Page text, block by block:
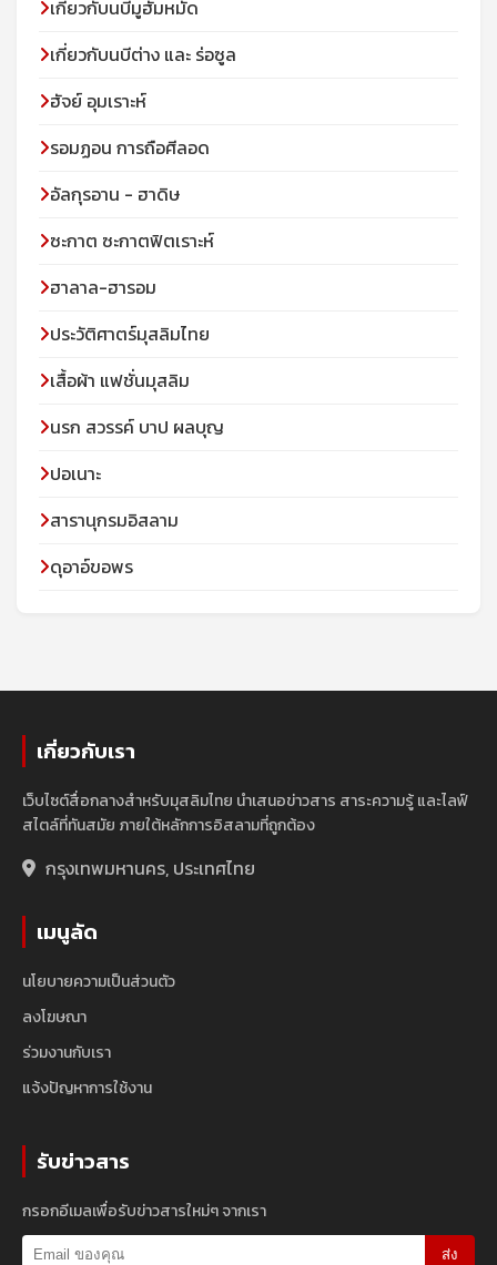
เกี่ยวกับนบีมูฮัมหมัด
เกี่ยวกับนบีต่าง และ ร่อซูล
ฮัจย์ อุมเราะห์
รอมฏอน การถือศีลอด
อัลกุรอาน - ฮาดิษ
ซะกาต ซะกาตฟิตเราะห์
ฮาลาล-ฮารอม
ประวัติศาตร์มุสลิมไทย
เสื้อผ้า แฟชั่นมุสลิม
นรก สวรรค์ บาป ผลบุญ
ปอเนาะ
สารานุกรมอิสลาม
ดุอาอ์ขอพร
เกี่ยวกับเรา
เว็บไซต์สื่อกลางสำหรับมุสลิมไทย นำเสนอข่าวสาร สาระความรู้ และไลฟ์
สไตล์ที่ทันสมัย ภายใต้หลักการอิสลามที่ถูกต้อง
กรุงเทพมหานคร, ประเทศไทย
เมนูลัด
นโยบายความเป็นส่วนตัว
ลงโฆษณา
ร่วมงานกับเรา
แจ้งปัญหาการใช้งาน
รับข่าวสาร
กรอกอีเมลเพื่อรับข่าวสารใหม่ๆ จากเรา
ส่ง